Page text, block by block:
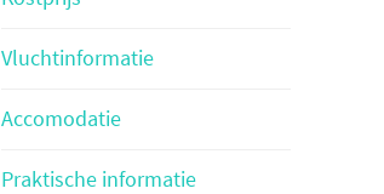
Vluchtinformatie
Accomodatie
Praktische informatie